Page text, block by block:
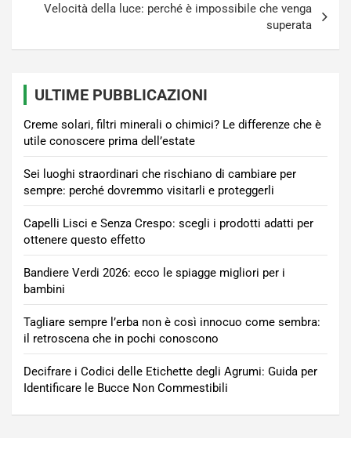
Velocità della luce: perché è impossibile che venga
superata
ULTIME PUBBLICAZIONI
Creme solari, filtri minerali o chimici? Le differenze che è
utile conoscere prima dell’estate
Sei luoghi straordinari che rischiano di cambiare per
sempre: perché dovremmo visitarli e proteggerli
Capelli Lisci e Senza Crespo: scegli i prodotti adatti per
ottenere questo effetto
Bandiere Verdi 2026: ecco le spiagge migliori per i
bambini
Tagliare sempre l’erba non è così innocuo come sembra:
il retroscena che in pochi conoscono
Decifrare i Codici delle Etichette degli Agrumi: Guida per
Identificare le Bucce Non Commestibili